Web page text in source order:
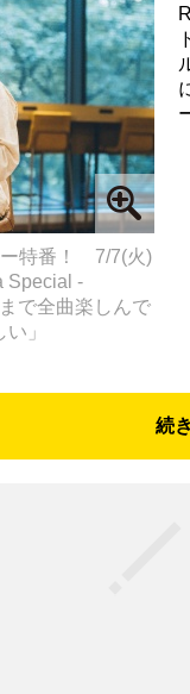
ー特番！ 7/7(火)
Special -
で全曲楽しんで
」
続